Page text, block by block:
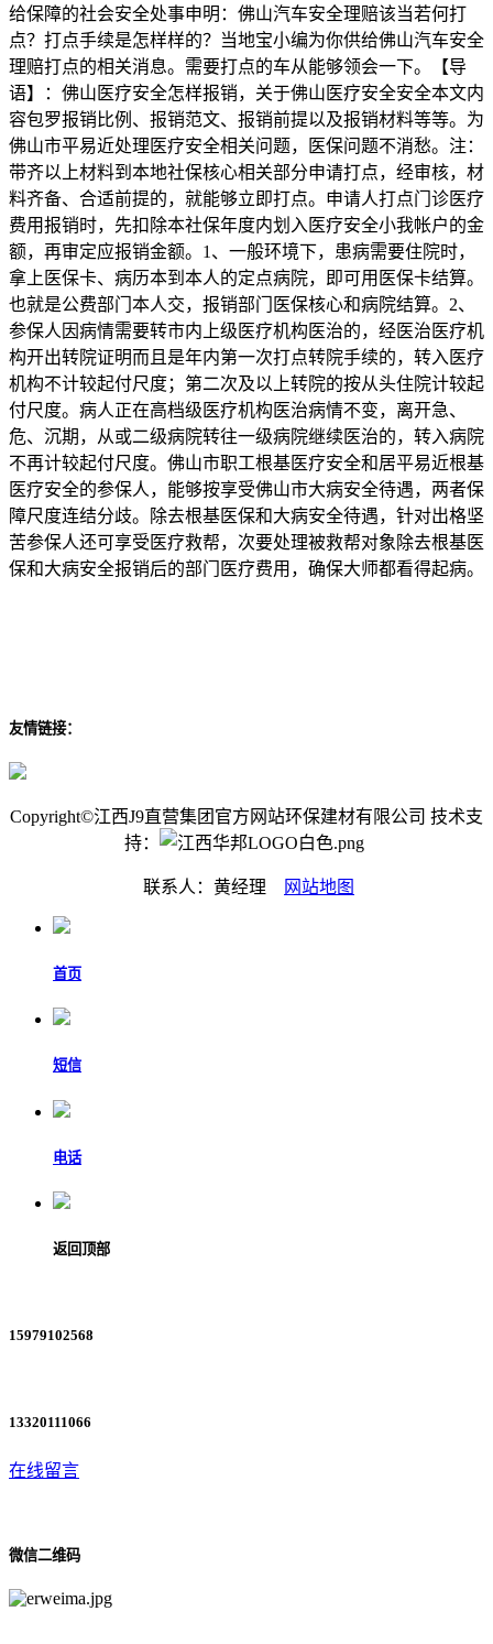
给保障的社会安全处事申明：佛山汽车安全理赔该当若何打
点？打点手续是怎样样的？当地宝小编为你供给佛山汽车安全
理赔打点的相关消息。需要打点的车从能够领会一下。【导
语】：佛山医疗安全怎样报销，关于佛山医疗安全安全本文内
容包罗报销比例、报销范文、报销前提以及报销材料等等。为
佛山市平易近处理医疗安全相关问题，医保问题不消愁。注：
带齐以上材料到本地社保核心相关部分申请打点，经审核，材
料齐备、合适前提的，就能够立即打点。申请人打点门诊医疗
费用报销时，先扣除本社保年度内划入医疗安全小我帐户的金
额，再审定应报销金额。1、一般环境下，患病需要住院时，
拿上医保卡、病历本到本人的定点病院，即可用医保卡结算。
也就是公费部门本人交，报销部门医保核心和病院结算。2、
参保人因病情需要转市内上级医疗机构医治的，经医治医疗机
构开出转院证明而且是年内第一次打点转院手续的，转入医疗
机构不计较起付尺度；第二次及以上转院的按从头住院计较起
付尺度。病人正在高档级医疗机构医治病情不变，离开急、
危、沉期，从或二级病院转往一级病院继续医治的，转入病院
不再计较起付尺度。佛山市职工根基医疗安全和居平易近根基
医疗安全的参保人，能够按享受佛山市大病安全待遇，两者保
障尺度连结分歧。除去根基医保和大病安全待遇，针对出格坚
苦参保人还可享受医疗救帮，次要处理被救帮对象除去根基医
保和大病安全报销后的部门医疗费用，确保大师都看得起病。
友情链接：
Copyright©江西J9直营集团官方网站环保建材有限公司 技术支
持：
联系人：黄经理 网站地图
首页
短信
电话
返回顶部
15979102568
13320111066
在线留言
微信二维码